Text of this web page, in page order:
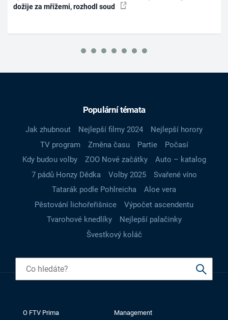
dožije za mřížemi, rozhodl soud
Populární témata
Jak zhubnout Nejlepší filmy 2024
Nejlepší horory
TV program
Změna času Partie
Počasí
Kdy budou volby
ZOO Nové začátky
Auto – katalog
7 pádů Honzy Dědka
Volby 2025
Svařené víno
Tatarák podle Pohlreicha
Aloe vera
Pěstování lichořeřišnice
Výpočet ascendentu
Tvarohové knedlíky
Nejlepší palačinky
Švestkový koláč
O FTV Prima Management